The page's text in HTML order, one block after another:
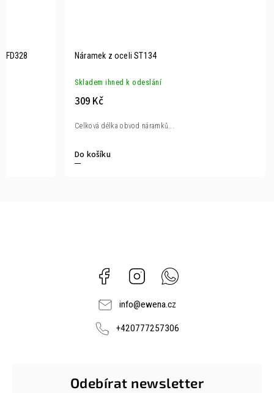
Náramek z oceli ST134
Skladem ihned k odeslání
309 Kč
Do košíku
Celková délka obvod náramků...
Facebook Instagram
info@ewena.cz
+420777257306
Odebírat newsletter